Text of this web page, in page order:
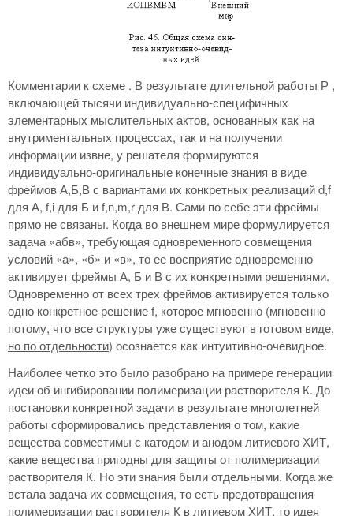
Комментарии к схеме . В результате длительной работы Р ,
включающей тысячи индивидуально-специфичных
элементарных мыслительных актов, основанных как на
внутриментальных процессах, так и на получении
информации извне, у решателя формируются
индивидуально-оригинальные конечные знания в виде
фреймов А,Б,В с вариантами их конкретных реализаций d,f
для А, f,i для Б и f,n,m,r для В. Сами по себе эти фреймы
прямо не связаны. Когда во внешнем мире формулируется
задача «абв», требующая одновременного совмещения
условий «а», «б» и «в», то ее восприятие одновременно
активирует фреймы А, Б и В с их конкретными решениями.
Одновременно от всех трех фреймов активируется только
одно конкретное решение f, которое мгновенно (мгновенно
потому, что все структуры уже существуют в готовом виде,
но по отдельности) осознается как интуитивно-очевидное.
Наиболее четко это было разобрано на примере генерации
идеи об ингибировании полимеризации растворителя К. До
постановки конкретной задачи в результате многолетней
работы сформировались представления о том, какие
вещества совместимы с катодом и анодом литиевого ХИТ,
какие вещества пригодны для защиты от полимеризации
растворителя К. Но эти знания были отдельными. Когда же
встала задача их совмещения, то есть предотвращения
полимеризации растворителя К в литиевом ХИТ, то идея